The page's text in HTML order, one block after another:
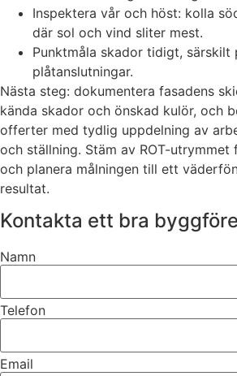
Inspektera vår och höst: kolla
där sol och vind sliter mest.
Punktmåla skador tidigt, särskilt
plåtanslutningar.
Nästa steg: dokumentera fasadens
kända skador och önskad kulör, och
offerter med tydlig uppdelning av
och ställning. Stäm av ROT-
och planera målningen till ett
resultat.
Kontakta ett bra
Namn
Telefon
Email